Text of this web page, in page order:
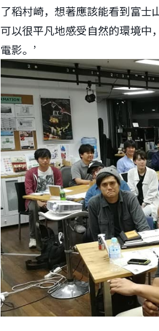
了稻村崎，想著應該能看到富士
可以很平凡地感受自然的環境中
電影。’